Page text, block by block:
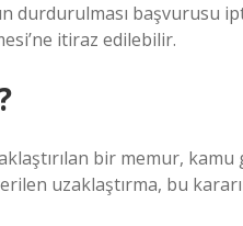
durdurulması başvurusu
itiraz edilebilir.
bir memur,
uzaklaştırma, bu